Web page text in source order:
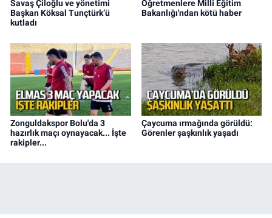
Savaş Çiloğlu ve yönetimi
Başkan Köksal Tunçtürk’ü
kutladı
Öğretmenlere Milli Eğitim
Bakanlığı'ndan kötü haber
Zonguldakspor Bolu'da 3
hazırlık maçı oynayacak... İşte
rakipler...
Çaycuma ırmağında görüldü:
Görenler şaşkınlık yaşadı